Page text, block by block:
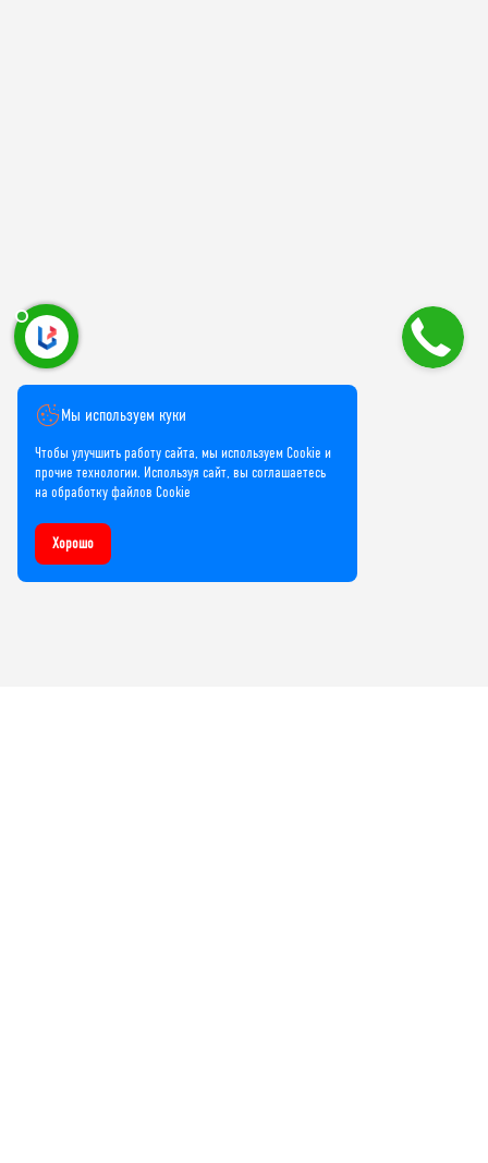
Мы используем куки
Чтобы улучшить работу сайта, мы используем Cookie и
прочие технологии. Используя сайт, вы соглашаетесь
на обработку файлов Cookie
Хорошо